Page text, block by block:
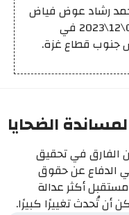
رشاد عوض فياض
(85 عام) بتاريخ 05\12\2023 في
جنوب قطاع غزة.
الضحايا
الفارق في تحقيق
الدفاع عن حقوق
أكثر عدالة
تُحدث تغييرًا كبيرًا.